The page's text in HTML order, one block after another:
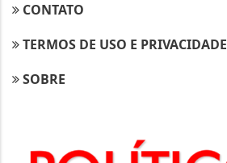
CONTATO
TERMOS DE USO E PRIVACIDADE
SOBRE